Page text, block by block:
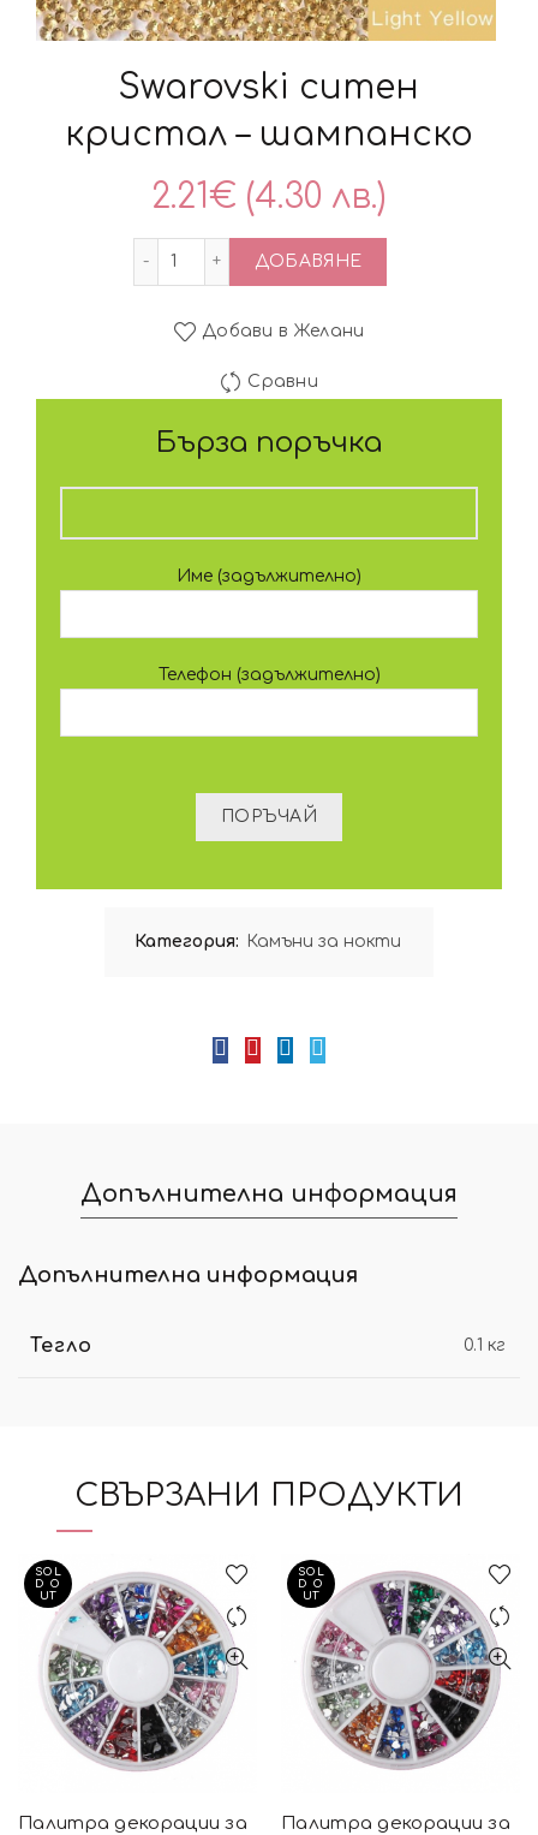
Swarovski ситен
кристал – шампанско
2.21€ (4.30 лв.)
ДОБАВЯНЕ
Добави в Желани
Сравни
Бърза поръчка
Име (задължително)
Телефон (задължително)
Категория: Камъни за нокти
Допълнителна информация
Допълнителна информация
Тегло 0.1 кг
СВЪРЗАНИ ПРОДУКТИ
SOL
D O
UT
Палитра декорации за
SOL
D O
UT
Палитра декорации за